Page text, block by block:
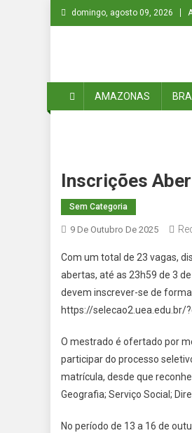
Skip
to
domingo, agosto 09, 2026
AMAZONAS
Inscrições
Sem Categoria
9 De Outubro De 2025
Com um total de 23 vagas,
abertas, até as 23h59 de 3
devem inscrever-se de
https://selecao2.uea.edu.br/
O mestrado é ofertado por
participar do processo
matrícula, desde que
Geografia; Serviço Social;
No período de 13 a 16 de